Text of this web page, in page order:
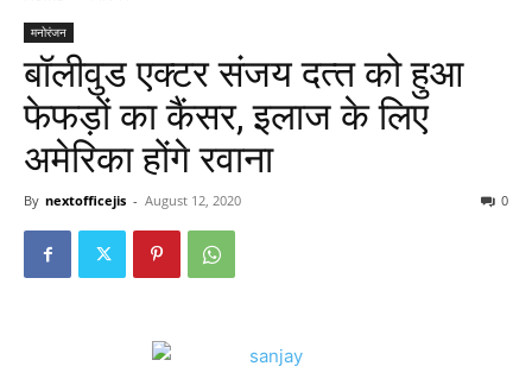
मनोरंजन
बॉलीवुड एक्‍टर संजय दत्‍त को हुआ
फेफड़ों का कैंसर, इलाज के लिए
अमेरिका होंगे रवाना
By nextofficejis - August 12, 2020 0